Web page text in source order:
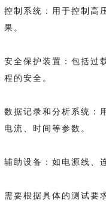
控制系统：用于控制高
果。
安全保护装置：包括过
程的安全。
数据记录和分析系统：
电流、时间等参数。
辅助设备：如电源线、
需要根据具体的测试要